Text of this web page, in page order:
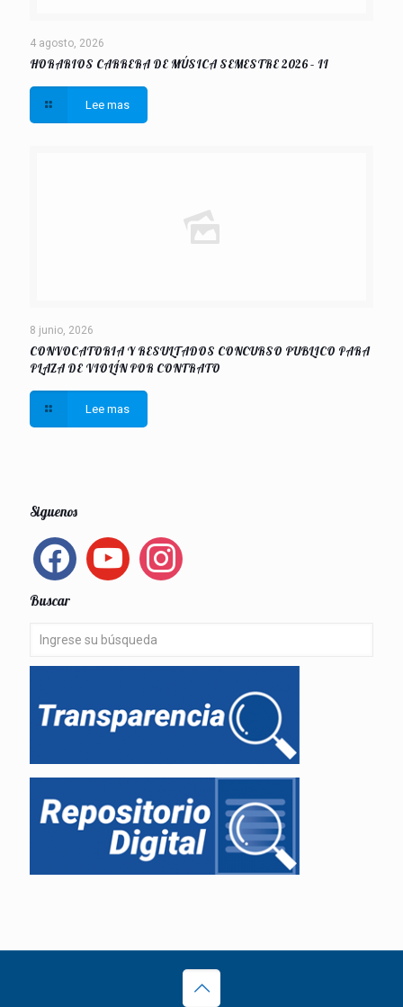
4 agosto, 2026
HORARIOS CARRERA DE MÚSICA SEMESTRE 2026 – II
Lee mas
8 junio, 2026
CONVOCATORIA Y RESULTADOS CONCURSO PUBLICO PARA
PLAZA DE VIOLÍN POR CONTRATO
Lee mas
Siguenos
facebook youtube instagram
Buscar